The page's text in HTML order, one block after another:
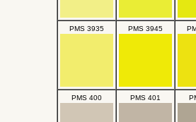
PMS 3935 PMS 3945
PMS 400 PMS 401